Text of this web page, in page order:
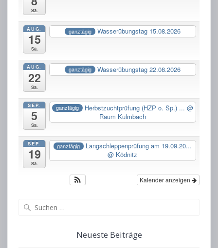
Sa.
AUG.
15
Sa.
ganztägig Wasserübungstag 15.08.2026
AUG.
22
Sa.
ganztägig Wasserübungstag 22.08.2026
SEP.
5
Sa.
ganztägig Herbstzuchtprüfung (HZP o. Sp.) ... @
Raum Kulmbach
SEP.
19
Sa.
ganztägig
Langschleppenprüfung am 19.09.20...
@ Ködnitz
Kalender anzeigen
Neueste Beiträge